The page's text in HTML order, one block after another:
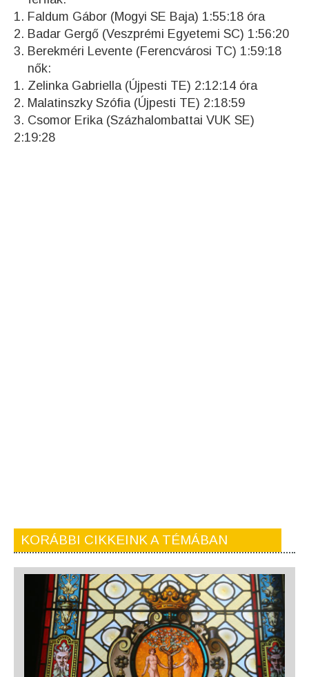
1. Faldum Gábor (Mogyi SE Baja) 1:55:18 óra
2. Badar Gergő (Veszprémi Egyetemi SC) 1:56:20
3. Berekméri Levente (Ferencvárosi TC) 1:59:18
nők:
1. Zelinka Gabriella (Újpesti TE) 2:12:14 óra
2. Malatinszky Szófia (Újpesti TE) 2:18:59
3. Csomor Erika (Százhalombattai VUK SE)
2:19:28
KORÁBBI CIKKEINK A TÉMÁBAN